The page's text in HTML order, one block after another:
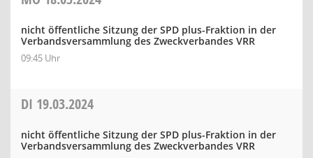
nicht öffentliche Sitzung der SPD plus-Fraktion in der
Verbandsversammlung des Zweckverbandes VRR
09:45 Uhr
DI 19.03.2024
nicht öffentliche Sitzung der SPD plus-Fraktion in der
Verbandsversammlung des Zweckverbandes VRR